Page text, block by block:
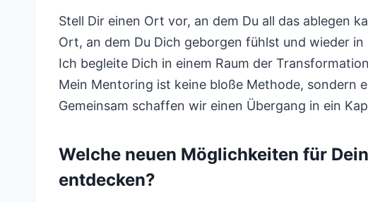
Stell Dir einen Ort vor, an dem Du all das ablegen
Ort, an dem Du Dich geborgen fühlst und wieder
Ich begleite Dich in einem Raum der
Mein Mentoring ist keine bloße Methode, sondern
Gemeinsam schaffen wir einen Übergang in ein
Welche neuen Möglichkeiten für
entdecken?